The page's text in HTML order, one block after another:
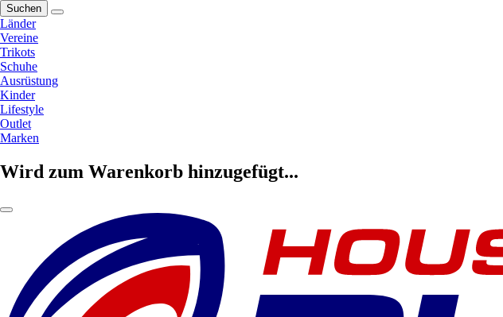
Suchen
Länder
Vereine
Trikots
Schuhe
Ausrüstung
Kinder
Lifestyle
Outlet
Marken
Wird zum Warenkorb hinzugefügt...